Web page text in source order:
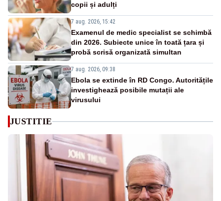
copii și adulți
7 aug. 2026, 15:42
Examenul de medic specialist se schimbă
din 2026. Subiecte unice în toată țara și
probă scrisă organizată simultan
7 aug. 2026, 09:38
Ebola se extinde în RD Congo. Autoritățile
investighează posibile mutații ale
virusului
JUSTITIE